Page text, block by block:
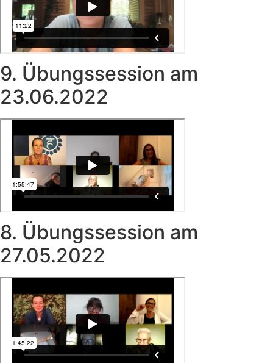
9. Übungssession am
23.06.2022
8. Übungssession am
27.05.2022